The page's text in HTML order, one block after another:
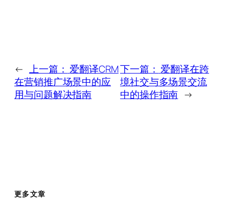
← 上一篇： 爱翻译CRM
在营销推广场景中的应
用与问题解决指南
下一篇： 爱翻译在跨
境社交与多场景交流
中的操作指南 →
更多文章